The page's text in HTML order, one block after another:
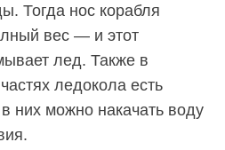
Тогда нос корабля
вес — и этот
лед. Также в
ледокола есть
них можно накачать воду